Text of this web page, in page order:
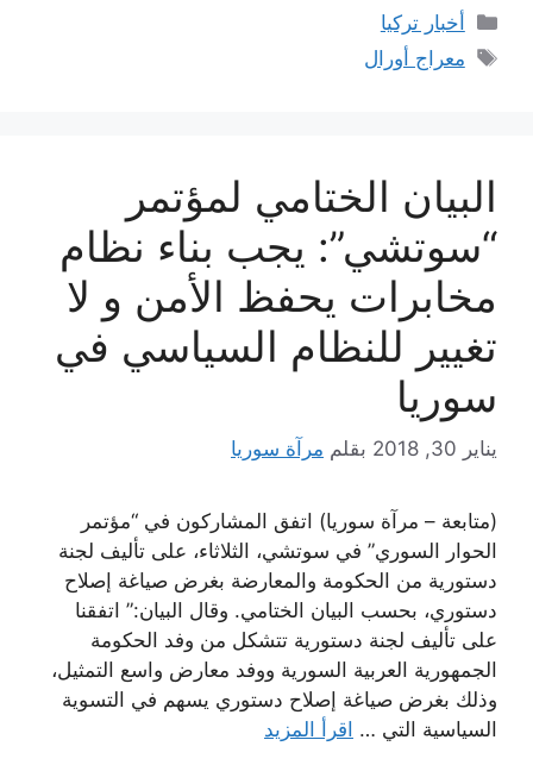
التصنيفات
أخبار تركيا
الوسوم
معراج أورال
البيان الختامي لمؤتمر
“سوتشي”: يجب بناء نظام
مخابرات يحفظ الأمن و لا
تغيير للنظام السياسي في
سوريا
يناير 30, 2018 بقلم مرآة سوريا
(متابعة – مرآة سوريا) اتفق المشاركون في “مؤتمر
الحوار السوري” في سوتشي، الثلاثاء، على تأليف لجنة
دستورية من الحكومة والمعارضة بغرض صياغة إصلاح
دستوري، بحسب البيان الختامي. وقال البيان:” اتفقنا
على تأليف لجنة دستورية تتشكل من وفد الحكومة
الجمهورية العربية السورية ووفد معارض واسع التمثيل،
وذلك بغرض صياغة إصلاح دستوري يسهم في التسوية
السياسية التي … اقرأ المزيد